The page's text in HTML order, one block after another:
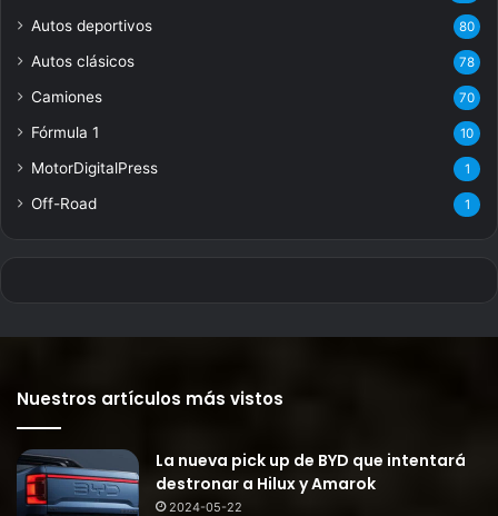
Autos deportivos 80
Autos clásicos 78
Camiones 70
Fórmula 1 10
MotorDigitalPress 1
Off-Road 1
Nuestros artículos más vistos
La nueva pick up de BYD que intentará
destronar a Hilux y Amarok
2024-05-22